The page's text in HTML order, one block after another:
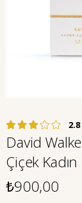
2.8
David
Çiçek
₺900,00